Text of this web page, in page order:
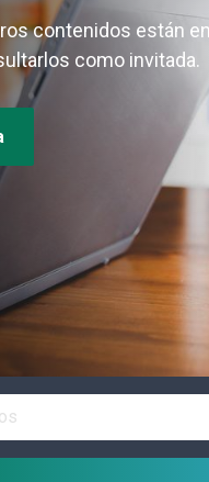
contenidos están
como invitada.